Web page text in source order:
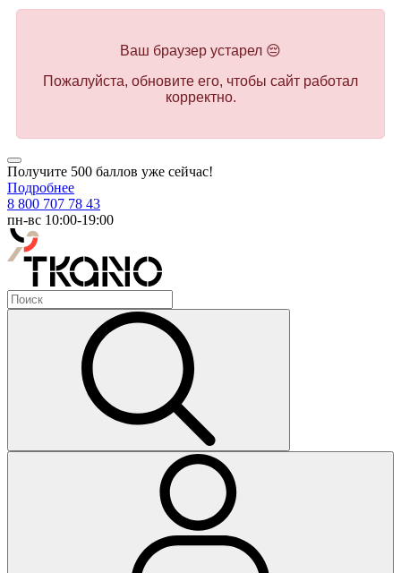
Ваш браузер устарел 😔
Пожалуйста, обновите его, чтобы сайт работал
корректно.
Получите 500 баллов уже сейчас!
Подробнее
8 800 707 78 43
пн-вс 10:00-19:00